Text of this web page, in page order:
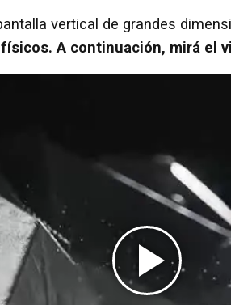
vertical de grandes
A continuación, mirá el